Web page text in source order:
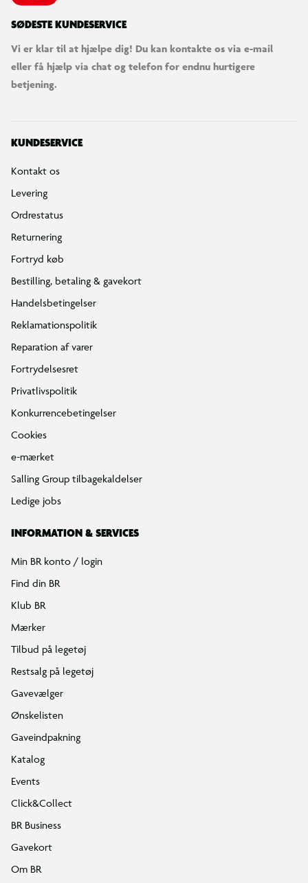
SØDESTE KUNDESERVICE
Vi er klar til at hjælpe dig! Du kan kontakte os via e-mail
eller få hjælp via chat og telefon for endnu hurtigere
betjening.
KUNDESERVICE
Kontakt os
Levering
Ordrestatus
Returnering
Fortryd køb
Bestilling, betaling & gavekort
Handelsbetingelser
Reklamationspolitik
Reparation af varer
Fortrydelsesret
Privatlivspolitik
Konkurrencebetingelser
Cookies
e-mærket
Salling Group tilbagekaldelser
Ledige jobs
INFORMATION & SERVICES
Min BR konto / login
Find din BR
Klub BR
Mærker
Tilbud på legetøj
Restsalg på legetøj
Gavevælger
Ønskelisten
Gaveindpakning
Katalog
Events
Click&Collect
BR Business
Gavekort
Om BR